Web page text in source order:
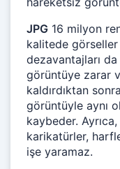
JPG 16 milyon
kalitede
dezavantajları da
görüntüye zarar
kaldırdıktan
görüntüyle aynı
kaybeder. Ayrıca,
karikatürler,
işe yaramaz.